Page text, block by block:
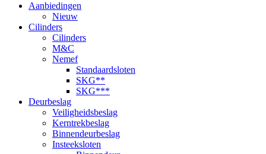
Aanbiedingen
Nieuw
Cilinders
Cilinders
M&C
Nemef
Standaardsloten
SKG**
SKG***
Deurbeslag
Veiligheidsbeslag
Kerntrekbeslag
Binnendeurbeslag
Insteeksloten